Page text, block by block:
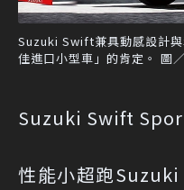
Suzuki Swift兼具動感設計
佳進口小型車」的肯定。 圖
Suzuki Swift
性能小超跑